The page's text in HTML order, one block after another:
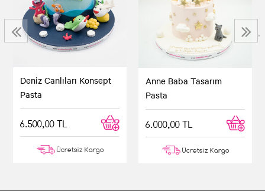
Pastanın görüntüsü kadar taze olması ve lezzetli
olması da çok önemli. Gördüğüm bu pastayı
sipariş ettiğim için çok memnunum. Gerçekten
pasta çok lezzetli. Pasta siparişinin ilk adresi
Gizem *** ☆ ☆☆☆
★ ★★★
Canlı gibiydi
Deniz Canlıları Konsept
Pasta
6.500,00 TL
Ücretsiz Kargo
Anne Baba Tasarım
Pasta
6.000,00 TL
Ücretsiz Kargo
‹ ›